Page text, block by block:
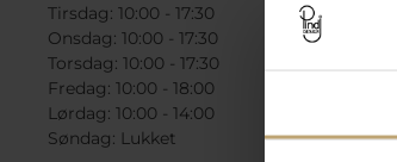
Tirsdag: 10:00 - 17:30
Onsdag: 10:00 - 17:30
Torsdag: 10:00 - 17:30
Fredag: 10:00 - 18:00
Lørdag: 10:00 - 14:00
Søndag: Lukket